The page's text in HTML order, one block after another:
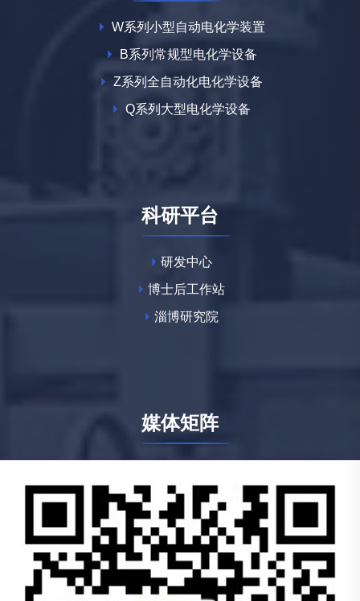
W系列小型自动电化学装置
B系列常规型电化学设备
Z系列全自动化电化学设备
Q系列大型电化学设备
科研平台
研发中心
博士后工作站
淄博研究院
媒体矩阵